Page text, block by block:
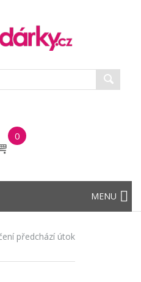
0
MENU
předchází útok